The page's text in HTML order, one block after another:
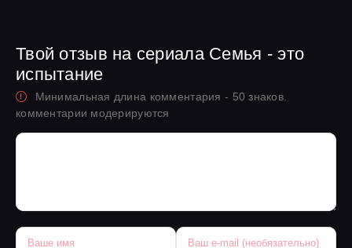
Твой отзыв на сериала Семья - это
испытание
Минимальная длина комментария - 50 знаков.
комментарии модерируются